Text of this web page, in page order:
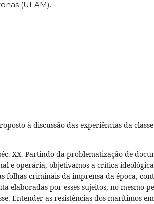
(UFAM).
à discussão das experiências da
XX. Partindo da problematização de
e operária, objetivamos a crítica
folhas criminais da imprensa da época,
elaboradas por esses sujeitos, no mesmo
Entender as resistências dos marítimos